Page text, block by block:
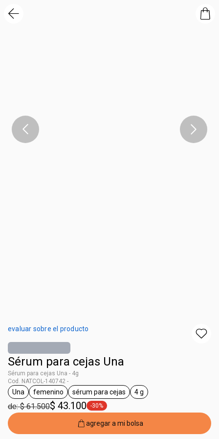
evaluar sobre el producto
Sérum para cejas Una
Sérum para cejas Una - 4g
Cod. NATCOL-140742 -
general.tag Una
Una
general.tag femenino
femenino
general.tag sérum para cejas
sérum para cejas
general.tag 4 g
4 g
de: $ 61.500$ 43.100 general.tag -30%
-30%
agregar a mi bolsa